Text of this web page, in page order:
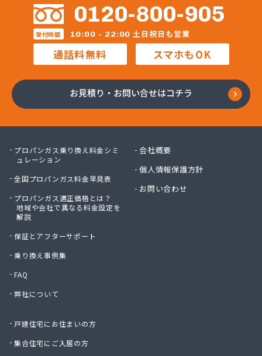
株式会社ホームガス東海 楽田ショップ
株式会社マルエイ名古屋支店
株式会社マルコー
株式会社マルハチ
株式会社マルマン
株式会社ヤマアキ
株式会社よしや商店
株式会社リピックス
株式会社リピックス 春日井センター
株式会社一プロ
株式会社稲藤商店
株式会社稲葉エネクス
株式会社宇佐美プロパン
株式会社下林
株式会社桑原商事
株式会社元久商店
株式会社古田商店
0120-800-905
受付時間 10:00 - 22:00 土日祝日も営業
通話料無料 スマホもOK
お見積り・お問い合せはコチラ
プロパンガス乗り換え料金シミ
ュレーション
全国プロパンガス料金早見表
プロパンガス適正価格とは？
地域や会社で異なる料金設定を
解説
保証とアフターサポート
乗り換え事例集
FAQ
弊社について
戸建住宅にお住まいの方
集合住宅にご入居の方
会社概要
個人情報保護方針
お問い合わせ